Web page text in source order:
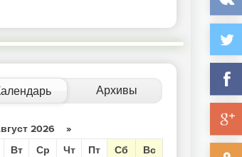
Архивы
2026 »
Вт Ср Чт Пт Сб
Вс